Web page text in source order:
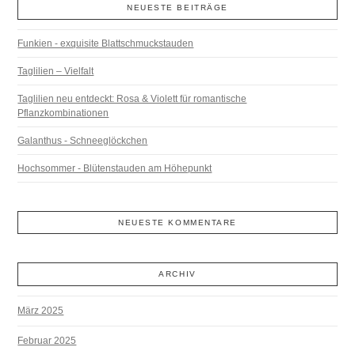
NEUESTE BEITRÄGE
Funkien - exquisite Blattschmuckstauden
Taglilien – Vielfalt
Taglilien neu entdeckt: Rosa & Violett für romantische
Pflanzkombinationen
Galanthus - Schneeglöckchen
Hochsommer - Blütenstauden am Höhepunkt
NEUESTE KOMMENTARE
ARCHIV
März 2025
Februar 2025